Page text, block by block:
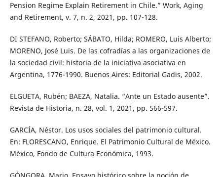
Pension Regime Explain Retirement in Chile.” Work, Aging
and Retirement, v. 7, n. 2, 2021, pp. 107-128.
DI STEFANO, Roberto; SÁBATO, Hilda; ROMERO, Luis Alberto;
MORENO, José Luis. De las cofradías a las organizaciones de
la sociedad civil: historia de la iniciativa asociativa en
Argentina, 1776-1990. Buenos Aires: Editorial Gadis, 2002.
ELGUETA, Rubén; BAEZA, Natalia. “Ante un Estado ausente”.
Revista de Historia, n. 28, vol. 1, 2021, pp. 566-597.
GARCÍA, Néstor. Los usos sociales del patrimonio cultural.
En: FLORESCANO, Enrique. El Patrimonio Cultural de México.
México, Fondo de Cultura Económica, 1993.